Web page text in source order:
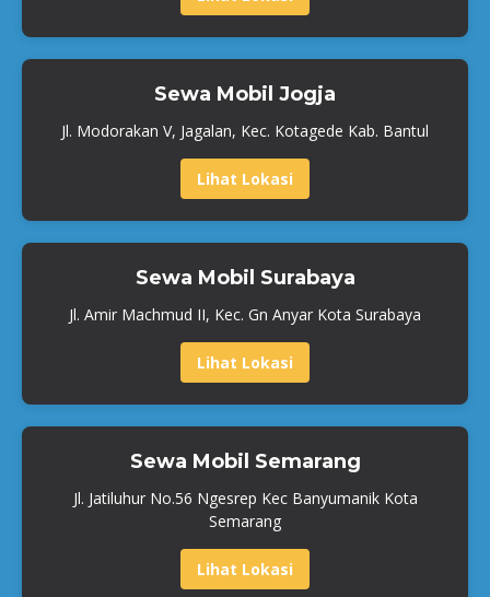
Sewa Mobil Jogja
Jl. Modorakan V, Jagalan, Kec. Kotagede Kab. Bantul
Lihat Lokasi
Sewa Mobil Surabaya
Jl. Amir Machmud II, Kec. Gn Anyar Kota Surabaya
Lihat Lokasi
Sewa Mobil Semarang
Jl. Jatiluhur No.56 Ngesrep Kec Banyumanik Kota
Semarang
Lihat Lokasi